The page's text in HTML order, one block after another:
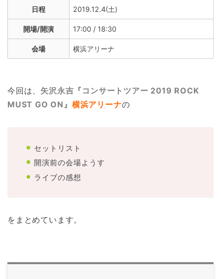
日程 2019.12.4(土)
開場/開演 17:00 / 18:30
会場 横浜アリーナ
今回は、 矢沢永吉『コンサートツアー 2019 ROCK
MUST GO ON』 横浜アリーナの
セットリスト
開演前の会場ようす
ライブの感想
をまとめています。